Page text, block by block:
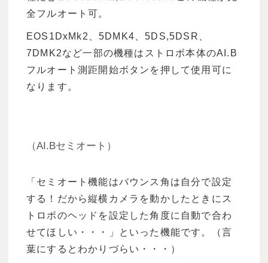
全フルオート可。
EOS1DxMk2、5DMK4、5DS,5DSR、
7DMK2など一部の機種はストロボ本体のAI.B
フルオート測距開始ボタンを押して使用可に
なります。
（AI.Bセミオート）
「セミオート機能はバウンス角は自分で設定
する！だから縦横カメラを動かしたときにス
トロボのヘッドを設定した角度に自動で合わ
せてほしい・・・」といった機能です。（言
葉にするとわかりづらい・・・）